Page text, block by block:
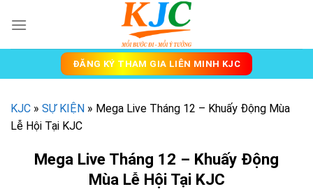
ĐĂNG KÝ THAM GIA LIÊN MINH KJC
KJC » SỰ KIỆN » Mega Live Tháng 12 – Khuấy Động Mùa
Lễ Hội Tại KJC
Mega Live Tháng 12 – Khuấy Động
Mùa Lễ Hội Tại KJC